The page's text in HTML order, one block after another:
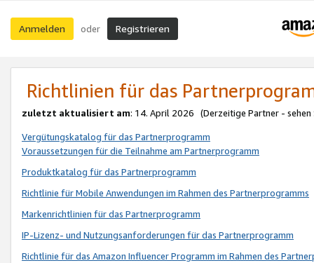
Anmelden oder Registrieren
Richtlinien für das
zuletzt aktualisiert am: 14. April 2026 (Derzeitige Partner - sehen
Vergütungskatalog für das Partnerprogramm
Voraussetzungen für die Teilnahme am Partnerprogramm
Produktkatalog für das Partnerprogramm
Richtlinie für Mobile Anwendungen im Rahmen des Partnerprogramms
Markenrichtlinien für das Partnerprogramm
IP-Lizenz- und Nutzungsanforderungen für das Partnerprogramm
Richtlinie für das Amazon Influencer Programm im Rahmen des